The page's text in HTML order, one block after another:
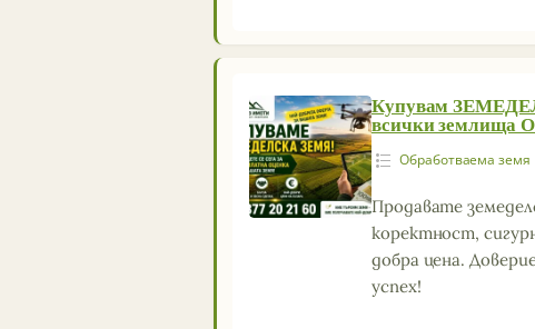
Купувам
всички землища
Обработваема земя
Продавате
коректност,
добра цена.
успех!